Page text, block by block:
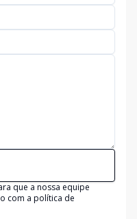
que a nossa equipe
com a política de